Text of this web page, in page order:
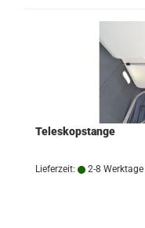
Teleskopstange
Lieferzeit: 2-8 Werktage